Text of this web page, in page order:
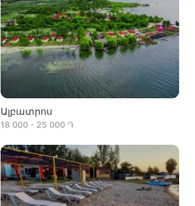
Ալբատրոս
18 000 - 25 000 ֏